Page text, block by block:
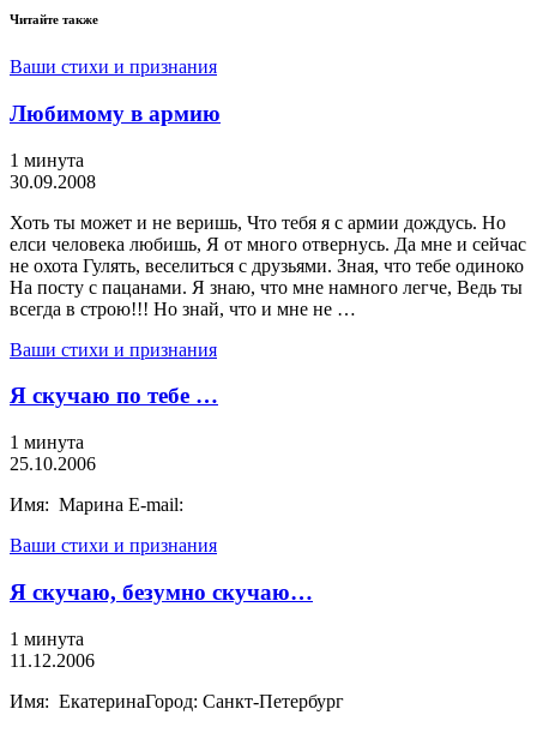
Читайте также
Ваши стихи и признания
Любимому в армию
1 минута
30.09.2008
Хоть ты может и не веришь, Что тебя я с армии дождусь. Но
елси человека любишь, Я от много отвернусь. Да мне и сейчас
не охота Гулять, веселиться с друзьями. Зная, что тебе одиноко
На посту с пацанами. Я знаю, что мне намного легче, Ведь ты
всегда в строю!!! Но знай, что и мне не …
Ваши стихи и признания
Я скучаю по тебе …
1 минута
25.10.2006
Имя: Марина E-mail:
Ваши стихи и признания
Я скучаю, безумно скучаю…
1 минута
11.12.2006
Имя: ЕкатеринаГород: Санкт-Петербург